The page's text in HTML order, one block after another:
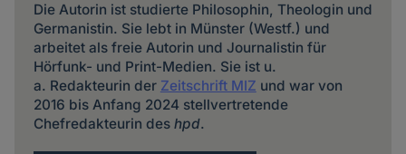
Die Autorin ist studierte Philosophin, Theologin und
Germanistin. Sie lebt in Münster (Westf.) und
arbeitet als freie Autorin und Journalistin für
Hörfunk- und Print-Medien. Sie ist u.
a. Redakteurin der Zeitschrift MIZ und war von
2016 bis Anfang 2024 stellvertretende
Chefredakteurin des hpd.